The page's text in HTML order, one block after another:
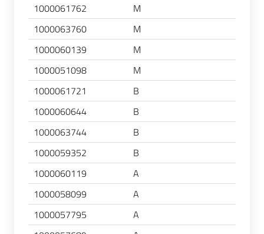
1000061762
M
1000063760
M
1000060139
M
1000051098
M
1000061721
B
1000060644
B
1000063744
B
1000059352
B
1000060119
A
1000058099
A
1000057795
A